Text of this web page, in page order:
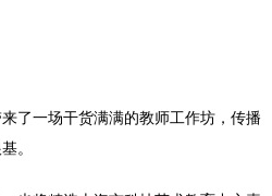
了一场干货满满的教师工作坊，传播
。